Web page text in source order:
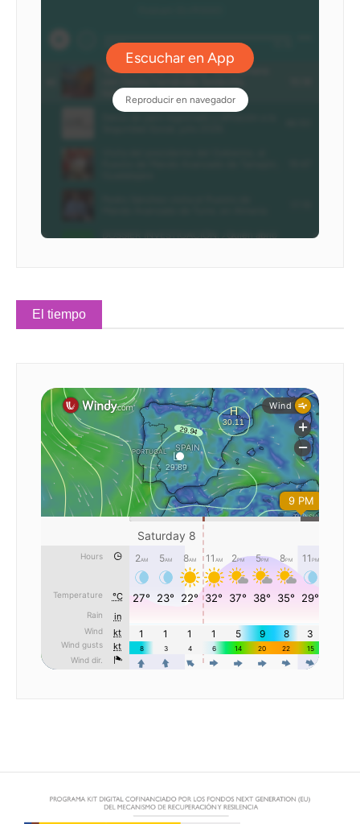
El tiempo